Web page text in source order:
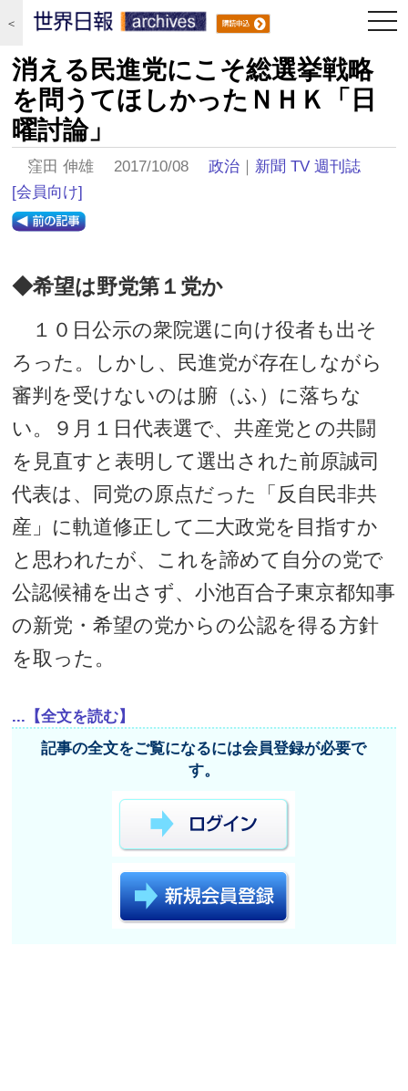
＜
消える民進党にこそ総選挙戦略
を問うてほしかったＮＨＫ「日
曜討論」
窪田 伸雄 2017/10/08政治 ｜ 新聞 TV 週刊誌
[会員向け]
◆希望は野党第１党か
１０日公示の衆院選に向け役者も出そ
ろった。しかし、民進党が存在しながら
審判を受けないのは腑（ふ）に落ちな
い。９月１日代表選で、共産党との共闘
を見直すと表明して選出された前原誠司
代表は、同党の原点だった「反自民非共
産」に軌道修正して二大政党を目指すか
と思われたが、これを諦めて自分の党で
公認候補を出さず、小池百合子東京都知事
の新党・希望の党からの公認を得る方針
を取った。
...【全文を読む】
記事の全文をご覧になるには会員登録が必要で
す。